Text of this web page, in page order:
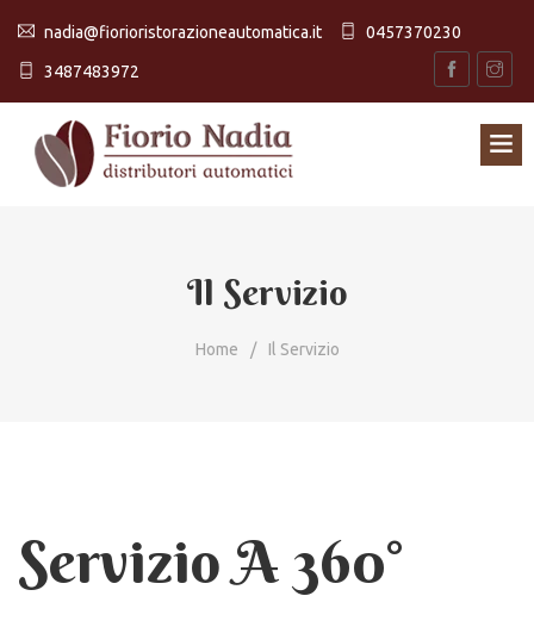
nadia@fiorioristorazioneautomatica.it 0457370230
3487483972
Il Servizio
Home Il Servizio
Servizio A 360°